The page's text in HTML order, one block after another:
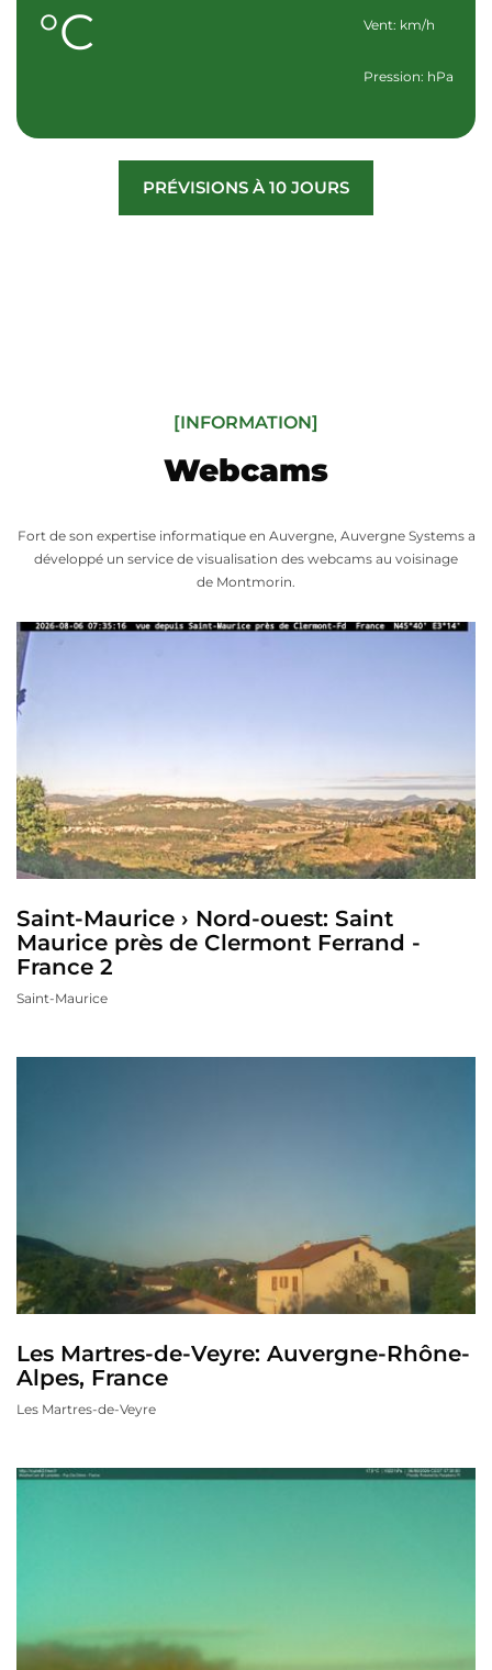
°C Vent: km/h
Pression: hPa
PRÉVISIONS À 10 JOURS
[INFORMATION]
Webcams
Fort de son expertise informatique en Auvergne, Auvergne Systems a
développé un service de visualisation des webcams au voisinage
de Montmorin.
Saint-Maurice › Nord-ouest: Saint
Maurice près de Clermont Ferrand -
France 2
Saint-Maurice
Les Martres-de-Veyre: Auvergne-Rhône-
Alpes, France
Les Martres-de-Veyre